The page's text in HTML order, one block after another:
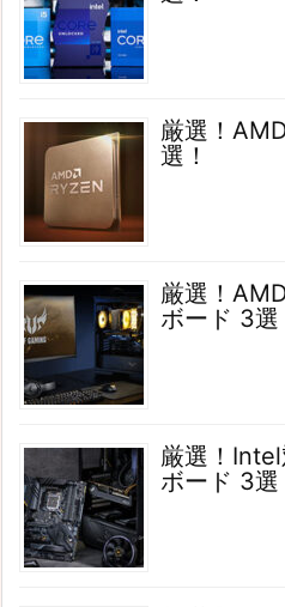
厳選！
選！
厳選！
ボード 3選
厳選！
ボード 3選